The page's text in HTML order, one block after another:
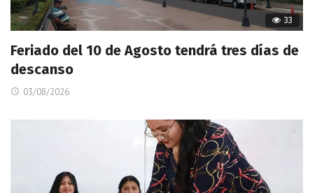
33
Feriado del 10 de Agosto tendrá tres días de
descanso
03/08/2026